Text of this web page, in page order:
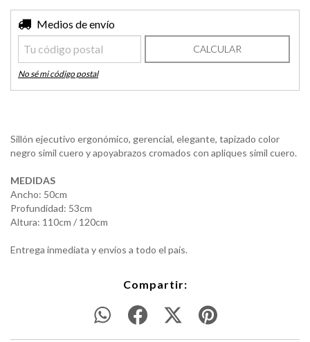
Entregas para el CP:
Medios de envío
CALCULAR
No sé mi código postal
Sillón ejecutivo ergonómico, gerencial, elegante, tapizado color
negro simil cuero y apoyabrazos cromados con apliques simil cuero.
MEDIDAS
Ancho: 50cm
Profundidad: 53cm
Altura: 110cm / 120cm
Entrega inmediata y envíos a todo el país.
Compartir: